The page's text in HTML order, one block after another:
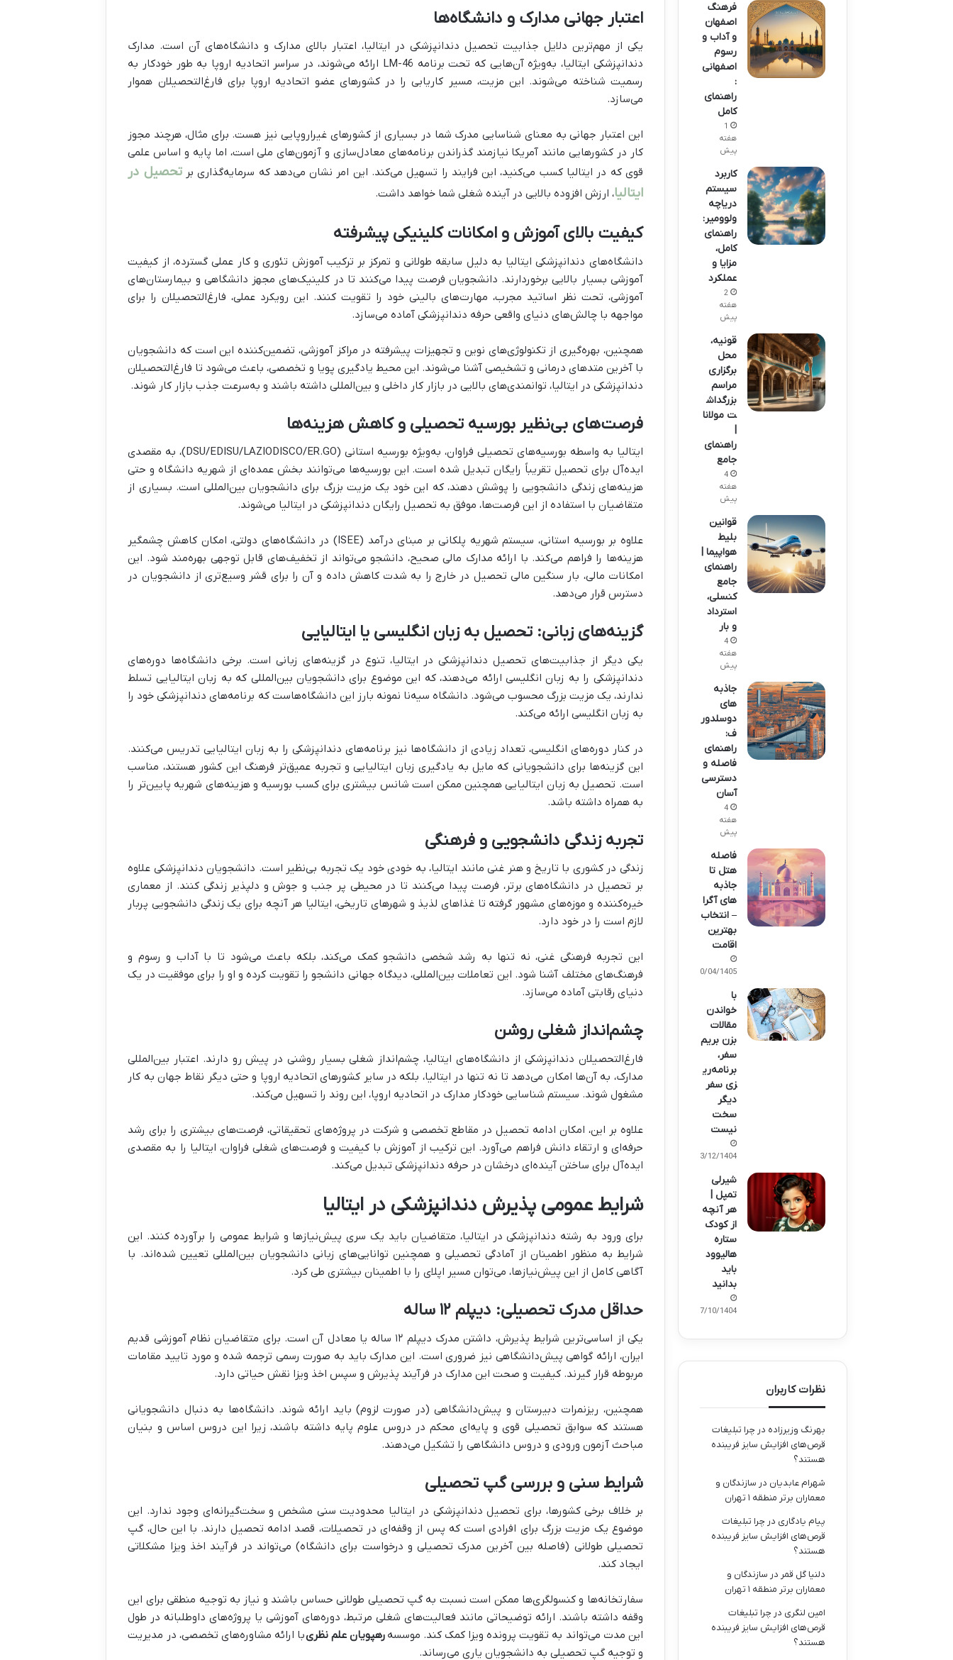
اعتبار جهانی مدارک و دانشگاه‌ها
یکی از مهم‌ترین دلایل جذابیت تحصیل دندانپزشکی در ایتالیا، اعتبار بالای مدارک و دانشگاه‌های آن است. مدارک
دندانپزشکی ایتالیا، به‌ویژه آن‌هایی که تحت برنامه LM-46 ارائه می‌شوند، در سراسر اتحادیه اروپا به طور خودکار به
رسمیت شناخته می‌شوند. این مزیت، مسیر کاریابی را در کشورهای عضو اتحادیه اروپا برای فارغ‌التحصیلان هموار
می‌سازد.
این اعتبار جهانی به معنای شناسایی مدرک شما در بسیاری از کشورهای غیراروپایی نیز هست. برای مثال، هرچند مجوز
کار در کشورهایی مانند آمریکا نیازمند گذراندن برنامه‌های معادل‌سازی و آزمون‌های ملی است، اما پایه و اساس علمی
قوی که در ایتالیا کسب می‌کنید، این فرایند را تسهیل می‌کند. این امر نشان می‌دهد که سرمایه‌گذاری برتحصیل در
ایتالیا، ارزش افزوده بالایی در آینده شغلی شما خواهد داشت.
کیفیت بالای آموزش و امکانات کلینیکی پیشرفته
دانشگاه‌های دندانپزشکی ایتالیا به دلیل سابقه طولانی و تمرکز بر ترکیب آموزش تئوری و کار عملی گسترده، از کیفیت
آموزشی بسیار بالایی برخوردارند. دانشجویان فرصت پیدا می‌کنند تا در کلینیک‌های مجهز دانشگاهی و بیمارستان‌های
آموزشی، تحت نظر اساتید مجرب، مهارت‌های بالینی خود را تقویت کنند. این رویکرد عملی، فارغ‌التحصیلان را برای
مواجهه با چالش‌های دنیای واقعی حرفه دندانپزشکی آماده می‌سازد.
همچنین، بهره‌گیری از تکنولوژی‌های نوین و تجهیزات پیشرفته در مراکز آموزشی، تضمین‌کننده این است که دانشجویان
با آخرین متدهای درمانی و تشخیصی آشنا می‌شوند. این محیط یادگیری پویا و تخصصی، باعث می‌شود تا فارغ‌التحصیلان
دندانپزشکی در ایتالیا، توانمندی‌های بالایی در بازار کار داخلی و بین‌المللی داشته باشند و به‌سرعت جذب بازار کار شوند.
فرصت‌های بی‌نظیر بورسیه تحصیلی و کاهش هزینه‌ها
ایتالیا به واسطه بورسیه‌های تحصیلی فراوان، به‌ویژه بورسیه استانی (DSU/EDISU/LAZIODISCO/ER.GO)، به مقصدی
ایده‌آل برای تحصیل تقریباً رایگان تبدیل شده است. این بورسیه‌ها می‌توانند بخش عمده‌ای از شهریه دانشگاه و حتی
هزینه‌های زندگی دانشجویی را پوشش دهند، که این خود یک مزیت بزرگ برای دانشجویان بین‌المللی است. بسیاری از
متقاضیان با استفاده از این فرصت‌ها، موفق به تحصیل رایگان دندانپزشکی در ایتالیا می‌شوند.
علاوه بر بورسیه استانی، سیستم شهریه پلکانی بر مبنای درآمد (ISEE) در دانشگاه‌های دولتی، امکان کاهش چشمگیر
هزینه‌ها را فراهم می‌کند. با ارائه مدارک مالی صحیح، دانشجو می‌تواند از تخفیف‌های قابل توجهی بهره‌مند شود. این
امکانات مالی، بار سنگین مالی تحصیل در خارج را به شدت کاهش داده و آن را برای قشر وسیع‌تری از دانشجویان در
دسترس قرار می‌دهد.
گزینه‌های زبانی: تحصیل به زبان انگلیسی یا ایتالیایی
یکی دیگر از جذابیت‌های تحصیل دندانپزشکی در ایتالیا، تنوع در گزینه‌های زبانی است. برخی دانشگاه‌ها دوره‌های
دندانپزشکی را به زبان انگلیسی ارائه می‌دهند، که این موضوع برای دانشجویان بین‌المللی که به زبان ایتالیایی تسلط
ندارند، یک مزیت بزرگ محسوب می‌شود. دانشگاه سیه‌نا نمونه بارز این دانشگاه‌هاست که برنامه‌های دندانپزشکی خود را
به زبان انگلیسی ارائه می‌کند.
در کنار دوره‌های انگلیسی، تعداد زیادی از دانشگاه‌ها نیز برنامه‌های دندانپزشکی را به زبان ایتالیایی تدریس می‌کنند.
این گزینه‌ها برای دانشجویانی که مایل به یادگیری زبان ایتالیایی و تجربه عمیق‌تر فرهنگ این کشور هستند، مناسب
است. تحصیل به زبان ایتالیایی همچنین ممکن است شانس بیشتری برای کسب بورسیه و هزینه‌های شهریه پایین‌تر را
به همراه داشته باشد.
تجربه زندگی دانشجویی و فرهنگی
زندگی در کشوری با تاریخ و هنر غنی مانند ایتالیا، به خودی خود یک تجربه بی‌نظیر است. دانشجویان دندانپزشکی علاوه
بر تحصیل در دانشگاه‌های برتر، فرصت پیدا می‌کنند تا در محیطی پر جنب و جوش و دلپذیر زندگی کنند. از معماری
خیره‌کننده و موزه‌های مشهور گرفته تا غذاهای لذیذ و شهرهای تاریخی، ایتالیا هر آنچه برای یک زندگی دانشجویی پربار
لازم است را در خود دارد.
این تجربه فرهنگی غنی، نه تنها به رشد شخصی دانشجو کمک می‌کند، بلکه باعث می‌شود تا با آداب و رسوم و
فرهنگ‌های مختلف آشنا شود. این تعاملات بین‌المللی، دیدگاه جهانی دانشجو را تقویت کرده و او را برای موفقیت در یک
دنیای رقابتی آماده می‌سازد.
چشم‌انداز شغلی روشن
فارغ‌التحصیلان دندانپزشکی از دانشگاه‌های ایتالیا، چشم‌انداز شغلی بسیار روشنی در پیش رو دارند. اعتبار بین‌المللی
مدارک، به آن‌ها امکان می‌دهد تا نه تنها در ایتالیا، بلکه در سایر کشورهای اتحادیه اروپا و حتی دیگر نقاط جهان به کار
مشغول شوند. سیستم شناسایی خودکار مدارک در اتحادیه اروپا، این روند را تسهیل می‌کند.
علاوه بر این، امکان ادامه تحصیل در مقاطع تخصصی و شرکت در پروژه‌های تحقیقاتی، فرصت‌های بیشتری را برای رشد
حرفه‌ای و ارتقاء دانش فراهم می‌آورد. این ترکیب از آموزش با کیفیت و فرصت‌های شغلی فراوان، ایتالیا را به مقصدی
ایده‌آل برای ساختن آینده‌ای درخشان در حرفه دندانپزشکی تبدیل می‌کند.
شرایط عمومی پذیرش دندانپزشکی در ایتالیا
برای ورود به رشته دندانپزشکی در ایتالیا، متقاضیان باید یک سری پیش‌نیازها و شرایط عمومی را برآورده کنند. این
شرایط به منظور اطمینان از آمادگی تحصیلی و همچنین توانایی‌های زبانی دانشجویان بین‌المللی تعیین شده‌اند. با
آگاهی کامل از این پیش‌نیازها، می‌توان مسیر اپلای را با اطمینان بیشتری طی کرد.
حداقل مدرک تحصیلی: دیپلم ۱۲ ساله
یکی از اساسی‌ترین شرایط پذیرش، داشتن مدرک دیپلم ۱۲ ساله یا معادل آن است. برای متقاضیان نظام آموزشی قدیم
ایران، ارائه گواهی پیش‌دانشگاهی نیز ضروری است. این مدارک باید به صورت رسمی ترجمه شده و مورد تایید مقامات
مربوطه قرار گیرند. کیفیت و صحت این مدارک در فرآیند پذیرش و سپس اخذ ویزا نقش حیاتی دارد.
همچنین، ریزنمرات دبیرستان و پیش‌دانشگاهی (در صورت لزوم) باید ارائه شوند. دانشگاه‌ها به دنبال دانشجویانی
هستند که سوابق تحصیلی قوی و پایه‌ای محکم در دروس علوم پایه داشته باشند، زیرا این دروس اساس و بنیان
مباحث آزمون ورودی و دروس دانشگاهی را تشکیل می‌دهند.
شرایط سنی و بررسی گپ تحصیلی
بر خلاف برخی کشورها، برای تحصیل دندانپزشکی در ایتالیا محدودیت سنی مشخص و سخت‌گیرانه‌ای وجود ندارد. این
موضوع یک مزیت بزرگ برای افرادی است که پس از وقفه‌ای در تحصیلات، قصد ادامه تحصیل دارند. با این حال، گپ
تحصیلی طولانی (فاصله بین آخرین مدرک تحصیلی و درخواست برای دانشگاه) می‌تواند در فرآیند اخذ ویزا مشکلاتی
ایجاد کند.
سفارتخانه‌ها و کنسولگری‌ها ممکن است نسبت به گپ تحصیلی طولانی حساس باشند و نیاز به توجیه منطقی برای این
وقفه داشته باشند. ارائه توضیحاتی مانند فعالیت‌های شغلی مرتبط، دوره‌های آموزشی یا پروژه‌های داوطلبانه در طول
این مدت می‌تواند به تقویت پرونده ویزا کمک کند. موسسه رهپویان علم نظریبا ارائه مشاوره‌های تخصصی، در مدیریت
و توجیه گپ تحصیلی به دانشجویان یاری می‌رساند.
فرهنگ
اصفهان
و آداب و
رسوم
اصفهانی
:
راهنمای
کامل
1
هفته
پیش
کاربرد
سیستم
دریاچه
ولوومیر:
راهنمای
کامل،
مزایا و
عملکرد
2
هفته
پیش
قونیه،
محل
برگزاری
مراسم
بزرگداش
ت مولانا
|
راهنمای
جامع
4
هفته
پیش
قوانین
بلیط
هواپیما |
راهنمای
جامع
کنسلی،
استرداد
و بار
4
هفته
پیش
جاذبه
های
دوسلدور
ف:
راهنمای
فاصله و
دسترسی
آسان
4
هفته
پیش
فاصله
هتل تا
جاذبه
های آگرا
– انتخاب
بهترین
اقامت
20/04/1405
با
خواندن
مقالات
بزن بریم
سفر،
برنامه‌ری
زی سفر
دیگر
سخت
نیست
03/12/1404
شیرلی
تمپل |
هر آنچه
از کودک
ستاره
هالیوود
باید
بدانید
07/10/1404
نظرات کاربران
بهرنگ وزیرزاده درچرا تبلیغات
قرص‌های افزایش سایز فریبنده
هستند؟
شهرام عابدیان در سازندگان و
معماران برتر منطقه ۱ تهران
پیام یادگاری درچرا تبلیغات
قرص‌های افزایش سایز فریبنده
هستند؟
دلنیا گل قمر در سازندگان و
معماران برتر منطقه ۱ تهران
امین لنگری درچرا تبلیغات
قرص‌های افزایش سایز فریبنده
هستند؟